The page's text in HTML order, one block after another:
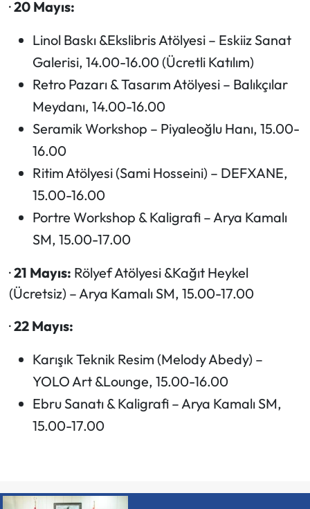
·20 Mayıs:
Linol Baskı &Ekslibris Atölyesi – Eskiiz Sanat
Galerisi, 14.00-16.00 (Ücretli Katılım)
Retro Pazarı & Tasarım Atölyesi – Balıkçılar
Meydanı, 14.00-16.00
Seramik Workshop – Piyaleoğlu Hanı, 15.00-
16.00
Ritim Atölyesi (Sami Hosseini) – DEFXANE,
15.00-16.00
Portre Workshop & Kaligrafi – Arya Kamalı
SM, 15.00-17.00
·21 Mayıs: Rölyef Atölyesi &Kağıt Heykel
(Ücretsiz) – Arya Kamalı SM, 15.00-17.00
·22 Mayıs:
Karışık Teknik Resim (Melody Abedy) –
YOLO Art &Lounge, 15.00-16.00
Ebru Sanatı & Kaligrafi – Arya Kamalı SM,
15.00-17.00